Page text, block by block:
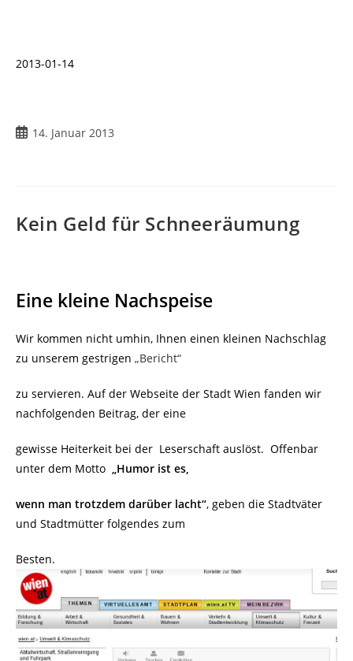
2013-01-14
14. Januar 2013
Kein Geld für Schneeräumung
Eine kleine Nachspeise
Wir kommen nicht umhin, Ihnen einen kleinen Nachschlag
zu unserem gestrigen „Bericht“
zu servieren. Auf der Webseite der Stadt Wien fanden wir
nachfolgenden Beitrag, der eine
gewisse Heiterkeit bei der Leserschaft auslöst. Offenbar
unter dem Motto „Humor ist es,
wenn man trotzdem darüber lacht“, geben die Stadtväter
und Stadtmütter folgendes zum
Besten.